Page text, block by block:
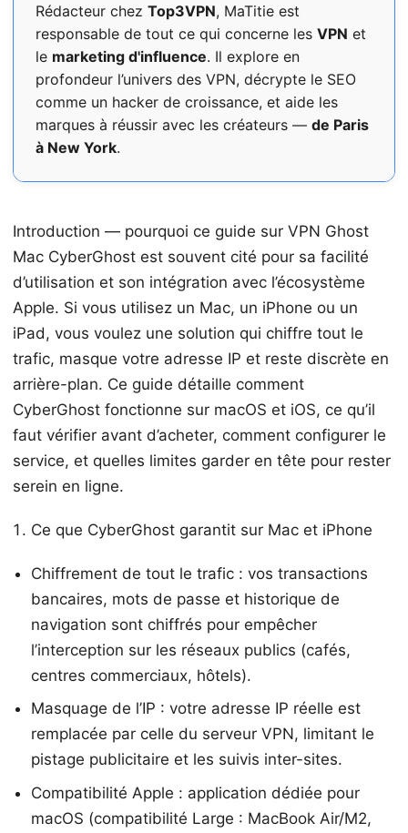
Rédacteur chez Top3VPN, MaTitie est
responsable de tout ce qui concerne les VPN et
le marketing d'influence. Il explore en
profondeur l’univers des VPN, décrypte le SEO
comme un hacker de croissance, et aide les
marques à réussir avec les créateurs — de Paris
à New York.
Introduction — pourquoi ce guide sur VPN Ghost
Mac CyberGhost est souvent cité pour sa facilité
d’utilisation et son intégration avec l’écosystème
Apple. Si vous utilisez un Mac, un iPhone ou un
iPad, vous voulez une solution qui chiffre tout le
trafic, masque votre adresse IP et reste discrète en
arrière-plan. Ce guide détaille comment
CyberGhost fonctionne sur macOS et iOS, ce qu’il
faut vérifier avant d’acheter, comment configurer le
service, et quelles limites garder en tête pour rester
serein en ligne.
Ce que CyberGhost garantit sur Mac et iPhone
Chiffrement de tout le trafic : vos transactions
bancaires, mots de passe et historique de
navigation sont chiffrés pour empêcher
l’interception sur les réseaux publics (cafés,
centres commerciaux, hôtels).
Masquage de l’IP : votre adresse IP réelle est
remplacée par celle du serveur VPN, limitant le
pistage publicitaire et les suivis inter-sites.
Compatibilité Apple : application dédiée pour
macOS (compatibilité Large : MacBook Air/M2,